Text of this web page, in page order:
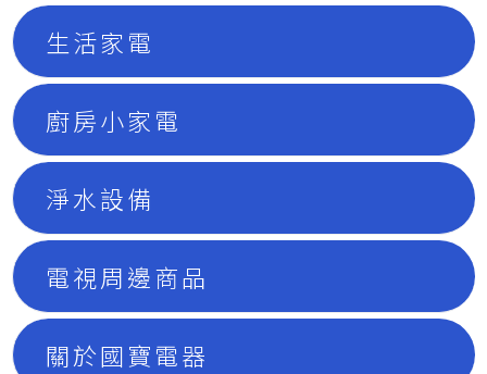
生活家電
廚房小家電
淨水設備
電視周邊商品
關於國寶電器